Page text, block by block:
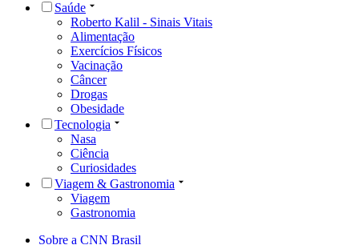
Saúde
Roberto Kalil - Sinais Vitais
Alimentação
Exercícios Físicos
Vacinação
Câncer
Drogas
Obesidade
Tecnologia
Nasa
Ciência
Curiosidades
Viagem & Gastronomia
Viagem
Gastronomia
Sobre a CNN Brasil